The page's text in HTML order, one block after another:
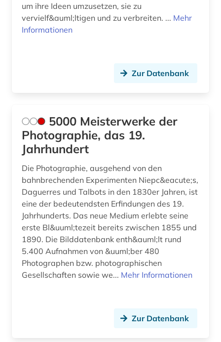
dokument (2)
dom florenz (1)
drapierung (1)
dresden (2)
drittes reich (3)
druckgrafik (5)
druckgraphik (9)
druckindustrie (1)
druckschrift (1)
um ihre Ideen umzusetzen, sie zu
vervielf&auml;ltigen und zu verbreiten. ... Mehr
Informationen
Zur Datenbank
5000 Meisterwerke der
Photographie, das 19.
Jahrhundert
Die Photographie, ausgehend von den
bahnbrechenden Experimenten Niepc&eacute;s,
Daguerres und Talbots in den 1830er Jahren, ist
eine der bedeutendsten Erfindungen des 19.
Jahrhunderts. Das neue Medium erlebte seine
erste Bl&uuml;tezeit bereits zwischen 1855 und
1890. Die Bilddatenbank enth&auml;lt rund
5.400 Aufnahmen von &uuml;ber 480
Photographen bzw. photographischen
Gesellschaften sowie we... Mehr Informationen
Zur Datenbank